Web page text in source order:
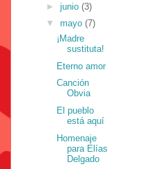
► junio (3)
▼ mayo (7)
¡Madre
sustituta!
Eterno amor
Canción
Obvia
El pueblo
está aquí
Homenaje
para Elías
Delgado